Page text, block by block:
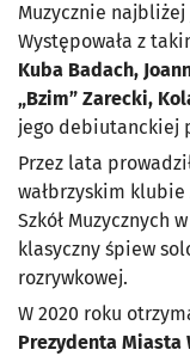
Muzycznie
Występowała z
Kuba Badach,
„Bzim” Zarecki,
jego debiutanckiej
Przez lata
wałbrzyskim klubie
Szkół Muzycznych
klasyczny śpiew
rozrywkowej.
W 2020 roku
Prezydenta Miasta